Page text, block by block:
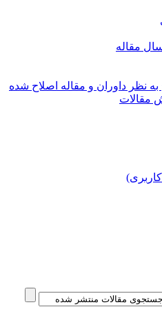
مقاله
داوران و مقاله اصلاح شده